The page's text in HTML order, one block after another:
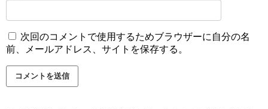
次回のコメントで使用するためブラウザーに自分の名
前、メールアドレス、サイトを保存する。